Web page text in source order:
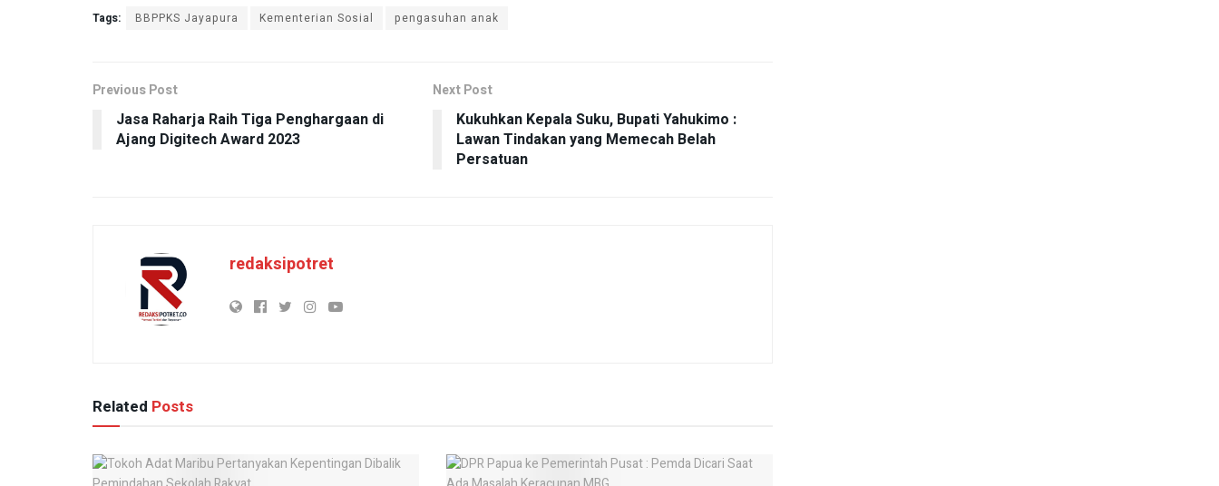
Tags: BBPPKS Jayapura Kementerian Sosial pengasuhan anak
Previous Post
Jasa Raharja Raih Tiga Penghargaan di
Ajang Digitech Award 2023
Next Post
Kukuhkan Kepala Suku, Bupati Yahukimo :
Lawan Tindakan yang Memecah Belah
Persatuan
redaksipotret
Related Posts